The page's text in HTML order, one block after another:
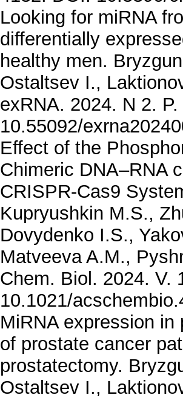
Looking for miRNA
differentially
healthy men.
Ostaltsev I.,
exRNA. 2024. N 2.
10.55092/
Effect of the
Chimeric DNA–RNA
CRISPR-Cas9
Kupryushkin M.S.,
Dovydenko I.S.,
Matveeva A.M.,
Chem. Biol. 2024. V.
10.1021/
MiRNA expression
of prostate cancer
prostatectomy.
Ostaltsev I.,